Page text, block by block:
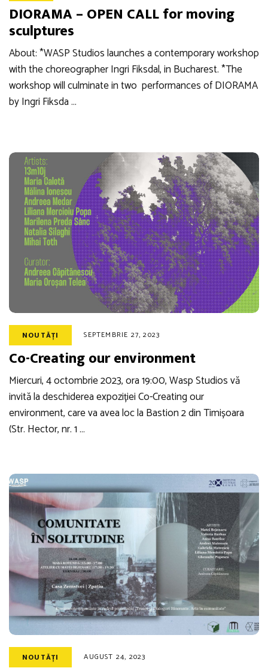
DIORAMA – OPEN CALL for moving
sculptures
About: *WASP Studios launches a contemporary workshop
with the choreographer Ingri Fiksdal, in Bucharest. *The
workshop will culminate in two performances of DIORAMA
by Ingri Fiksda …
NOUTĂȚI SEPTEMBRIE 27, 2023
Co-Creating our environment
Miercuri, 4 octombrie 2023, ora 19:00, Wasp Studios vă
invită la deschiderea expoziției Co-Creating our
environment, care va avea loc la Bastion 2 din Timișoara
(Str. Hector, nr. 1 …
NOUTĂȚI AUGUST 24, 2023